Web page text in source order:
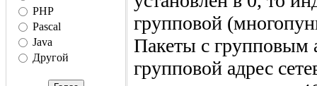
PHP
Pascal
Java
Другой
групповой
Пакеты с групповым
групповой адрес